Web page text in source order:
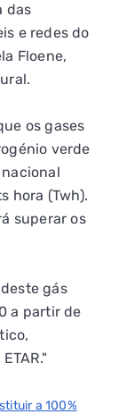
das
e redes do
Floene,
os gases
verde
hora (Twh).
superar os
gás
a partir de
a 100%